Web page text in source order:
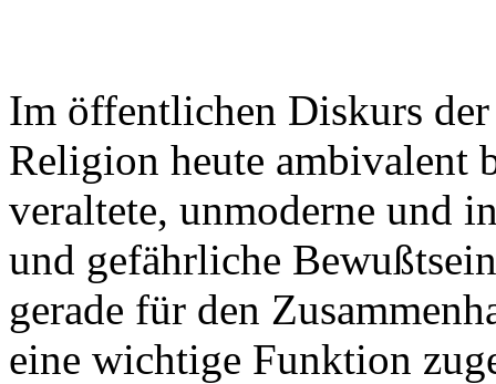
Im öffentlichen Diskurs
Religion heute ambivalent
veraltete, unmoderne und
und gefährliche
gerade für den
eine wichtige Funktion